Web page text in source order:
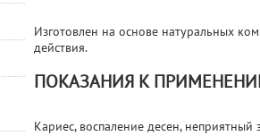
Изготовлен на основе натуральных
действия.
ПОКАЗАНИЯ К
Кариес, воспаление десен, неприятный